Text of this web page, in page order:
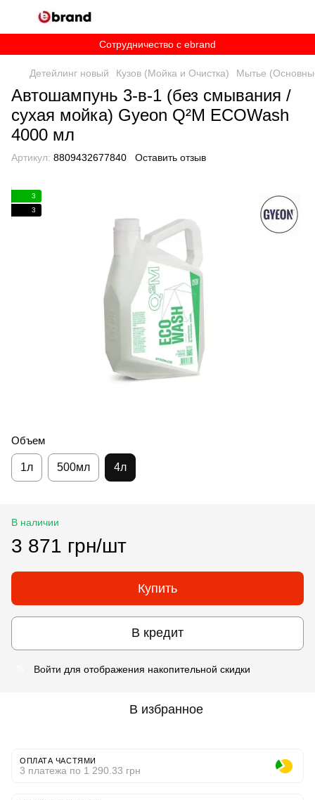
Сотрудничество c ebrand
Детейлинг новый Кузов (Мойка и Очистка) Мытье
Автошампунь 3-в-1 (без смывания /
сухая мойка) Gyeon Q²M ECOWash
4000 мл
Артикул: 8809432677840 Оставить отзыв
3
3
Объем
1л 500мл 4л
В наличии
3 871 грн/шт
Купить
В кредит
Войти для отображения накопительной скидки
В избранное
ОПЛАТА ЧАСТЯМИ
3 платежа по 1 290.33 грн